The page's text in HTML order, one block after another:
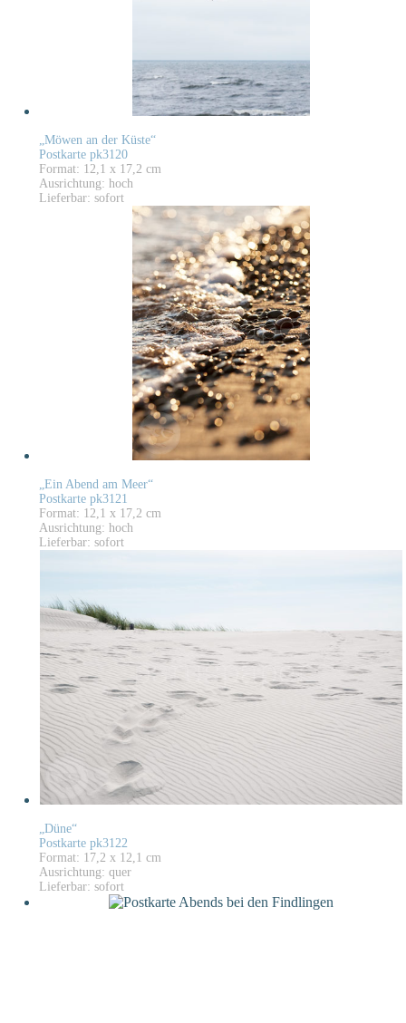
„Möwen an der Küste“
Postkarte pk3120
Format: 12,1 x 17,2 cm
Ausrichtung: hoch
Lieferbar: sofort
„Ein Abend am Meer“
Postkarte pk3121
Format: 12,1 x 17,2 cm
Ausrichtung: hoch
Lieferbar: sofort
„Düne“
Postkarte pk3122
Format: 17,2 x 12,1 cm
Ausrichtung: quer
Lieferbar: sofort